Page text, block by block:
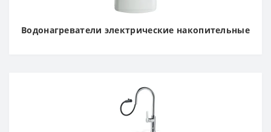
Водонагреватели электрические накопительные